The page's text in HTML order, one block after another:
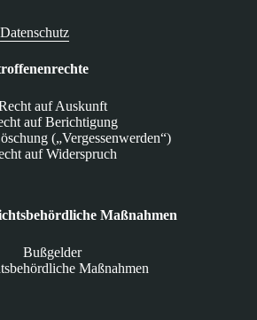
Datenschutz
auf Auskunft
auf Berichtigung
(„Vergessenwerden“)
auf Widerspruch
Maßnahmen
Bußgelder
Maßnahmen